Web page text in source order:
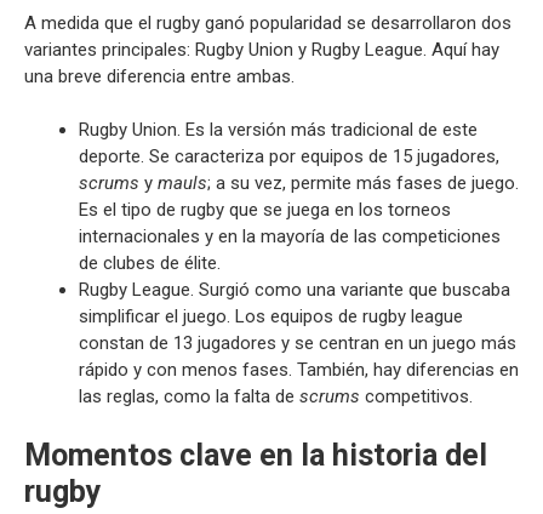
A medida que el rugby ganó popularidad se desarrollaron dos
variantes principales: Rugby Union y Rugby League. Aquí hay
una breve diferencia entre ambas.
Rugby Union. Es la versión más tradicional de este
deporte. Se caracteriza por equipos de 15 jugadores,
scrums y mauls; a su vez, permite más fases de juego.
Es el tipo de rugby que se juega en los torneos
internacionales y en la mayoría de las competiciones
de clubes de élite.
Rugby League. Surgió como una variante que buscaba
simplificar el juego. Los equipos de rugby league
constan de 13 jugadores y se centran en un juego más
rápido y con menos fases. También, hay diferencias en
las reglas, como la falta de scrums competitivos.
Momentos clave en la historia del
rugby